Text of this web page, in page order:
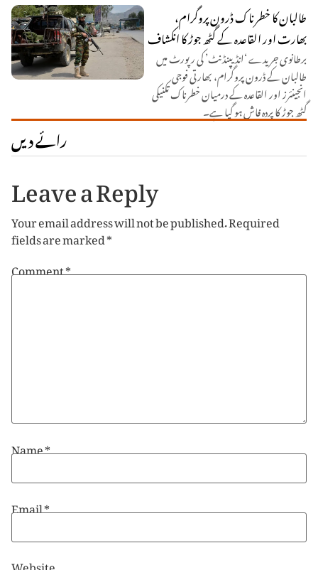
طالبان کا خطرناک ڈرون پروگرام،
بھارت اور القاعدہ کے گٹھ جوڑ کا انکشاف
برطانوی جریدے ‘انڈیپنڈنٹ’ کی رپورٹ میں
طالبان کے ڈرون پروگرام، بھارتی فوجی
انجینئرز اور القاعدہ کے درمیان خطرناک تکنیکی
گٹھ جوڑ کا پردہ فاش ہو گیا ہے۔
رائے دیں
Leave a Reply
Your email address will not be published.Required
fields are marked*
Comment*
Name*
Email*